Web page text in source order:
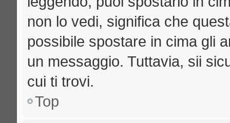
non lo vedi, significa che
possibile spostare in cima gli
un messaggio. Tuttavia, sii
cui ti trovi.
Top